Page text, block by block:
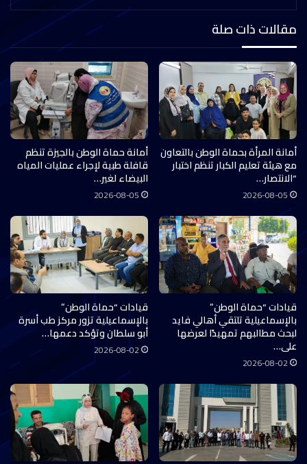
مقالات ذات صلة
أمانة المرأة بحماة الوطن بالتعاون
مع هيئة تعليم الكبار تنظم اختبار
“الانتصار…
2026-08-05
أمانة حماة الوطن بالجيزة تنظم
قافلة طبية لإجراء عمليات المياه
البيضاء لغير…
2026-08-05
قيادات “حماة الوطن”
بالإسماعيلية تلتقي أهالي فايد
لبحث مطالبهم تمهيدًا لعرضها
على…
2026-08-02
قيادات “حماة الوطن”
بالإسماعيلية تزور مركز طب أسرة
أبو سلطان وتؤكد دعمها…
2026-08-02